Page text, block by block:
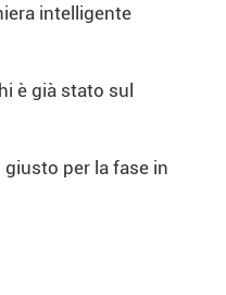
intelligente
è già stato sul
per la fase in